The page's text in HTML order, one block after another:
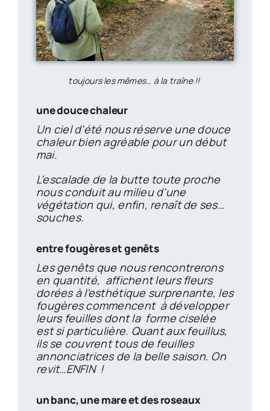
toujours les mêmes… à la traîne !!
une douce chaleur
Un ciel d’été nous réserve une douce
chaleur bien agréable pour un début
mai.
L’escalade de la butte toute proche
nous conduit au milieu d’une
végétation qui, enfin, renaît de ses…
souches.
entre fougères et genêts
Les genêts que nous rencontrerons
en quantité, affichent leurs fleurs
dorées à l’esthétique surprenante, les
fougères commencent à développer
leurs feuilles dont la forme ciselée
est si particulière. Quant aux feuillus,
ils se couvrent tous de feuilles
annonciatrices de la belle saison. On
revit…ENFIN !
un banc, une mare et des roseaux